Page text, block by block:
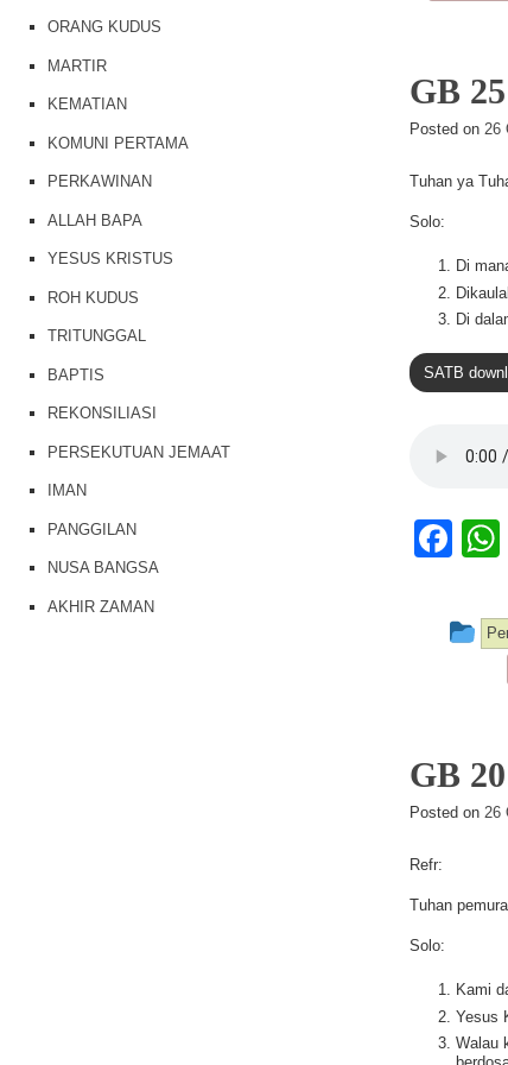
o
k
GB
Posted on 26
Tuhan ya
Solo:
Di
Di
SATB
F
c
e
o
k
GB
Posted on 26
Refr:
Tuhan
Solo:
Kami
Yesus
Walau
ORANG KUDUS
MARTIR
KEMATIAN
KOMUNI PERTAMA
PERKAWINAN
ALLAH BAPA
YESUS KRISTUS
ROH KUDUS
TRITUNGGAL
BAPTIS
REKONSILIASI
PERSEKUTUAN JEMAAT
IMAN
PANGGILAN
NUSA BANGSA
AKHIR ZAMAN